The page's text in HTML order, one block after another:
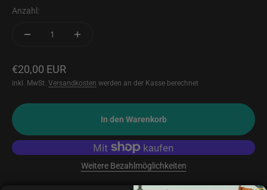
Anzahl:
Angebot
€20,00 EUR
inkl. MwSt. Versandkosten werden an der Kasse berechnet
In den Warenkorb
Weitere Bezahlmöglichkeiten